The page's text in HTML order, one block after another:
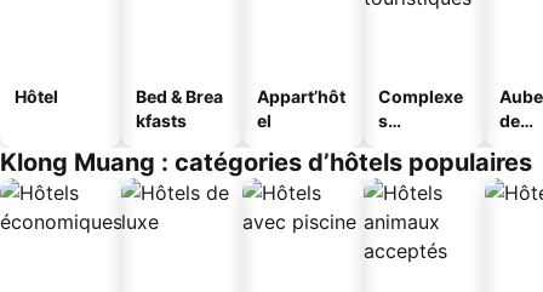
Hôtel
Bed & Brea
kfasts
Appart’hôt
el
Complexe
s
s
de
Klong Muang : catégories d’hôtels populaires